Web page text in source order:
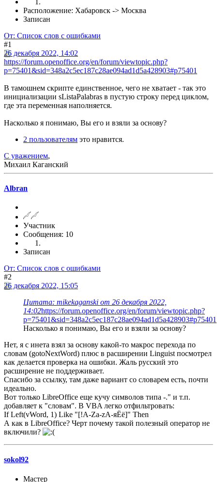
Расположение: Хабаровск -> Москва
Записан
От: Список слов с ошибками
#1
26 декабря 2022, 14:02
https://forum.openoffice.org/en/forum/viewtopic.php?
p=75401&sid=348a2c5ec187c28ae094ad1d5a428903#p75401
В тамошнем скрипте единственное, чего не хватает - так это
инициализации sListaPalabras в пустую строку перед циклом,
где эта переменная наполняется.
Насколько я понимаю, Вы его и взяли за основу?
2 пользователям это нравится.
С уважением,
Михаил Каганский
Albran
Участник
Сообщения: 10
Записан
От: Список слов с ошибками
#2
26 декабря 2022, 15:05
Цитата: mikekaganski от 26 декабря 2022,
14:02https://forum.openoffice.org/en/forum/viewtopic.php?
p=75401&sid=348a2c5ec187c28ae094ad1d5a428903#p75401
Насколько я понимаю, Вы его и взяли за основу?
Нет, я с инета взял за основу какой-то макрос перехода по
словам (gotoNextWord) плюс в расширении Linguist посмотрел
как делается проверка на ошибки. Жаль русский это
расширение не поддерживает.
Спасибо за ссылку, там даже вариант со словарем есть, почти
идеально.
Вот только LibreOffice еще кучу символов типа -." и т.п.
добавляет к "словам". В VBA легко отфильтровать:
If Left(vWord, 1) Like "[!A-Za-zА-яЁё]" Then
А как в LibreOffice? Черт почему такой полезный оператор не
включили?
sokol92
Мастер